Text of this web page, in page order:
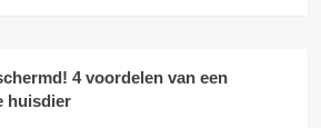
4 voordelen van een
huisdier